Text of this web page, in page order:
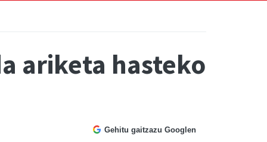
ariketa hasteko
Gehitu gaitzazu Googlen